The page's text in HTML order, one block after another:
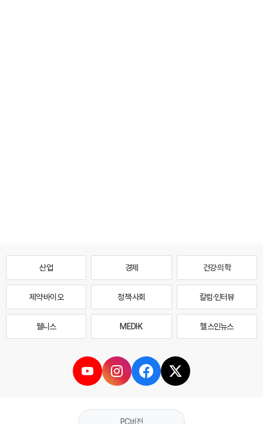
산업 경제 건강·의학
제약·바이오 정책·사회 칼럼·인터뷰
웰니스 MEDI·K 헬스인뉴스
PC버전